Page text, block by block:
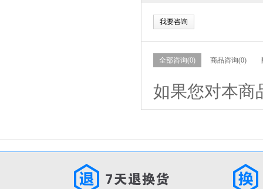
我要咨询
全部咨询(0) 商品咨询(0)
如果您对本商